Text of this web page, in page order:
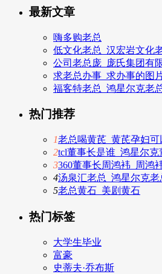
最新文章
嗨多购老总
低文化老总_汉宏岩文化
公司老总庞_庞氏集团有
求老总办事_求办事的图
福客特老总_鸿星尔克老
热门推荐
1老总喝黄芪_黄芪孕妇可
2tcl董事长是谁_鸿星尔克
3360董事长周鸿袆_周鸿
4汤泉汇老总_鸿星尔克老
5老总黄石_美剧黄石
热门标签
大学生毕业
富豪
史蒂夫·乔布斯